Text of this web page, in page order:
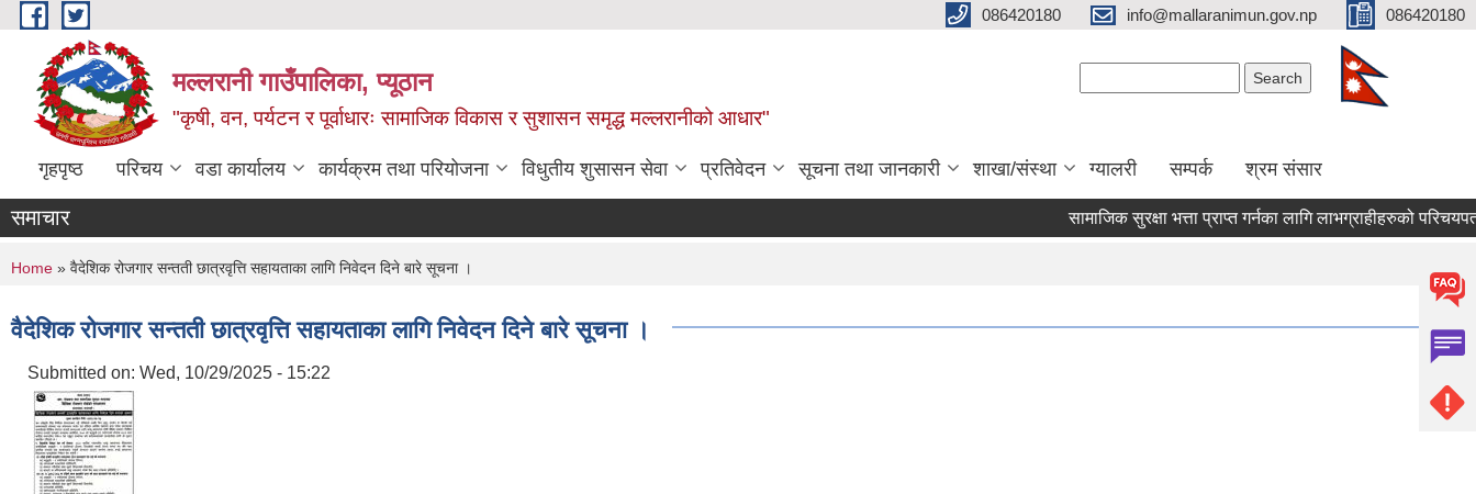
Skip to main content 086420180 info@mallaranimun.gov.np 086420180
मल्लरानी गाउँपालिका, प्यूठान
"कृषी, वन, पर्यटन र पूर्वाधारः सामाजिक विकास र सुशासन समृद्ध मल्लरानीको आधार"
गृहपृष्ठ परिचय वडा कार्यालय कार्यक्रम तथा परियोजना विधुतीय शुसासन सेवा प्रतिवेदन सूचना तथा जानकारी शाखा/संस्था ग्यालरी सम्पर्क श्रम संसार
समाचार सामाजिक सुरक्षा भत्ता प्राप्त गर्नका लागि लाभग्राहीहरुको परिचयपत्र
You are here
Home » वैदेशिक रोजगार सन्तती छात्रवृत्ति सहायताका लागि निवेदन दिने बारे सूचना ।
वैदेशिक रोजगार सन्तती छात्रवृत्ति सहायताका लागि निवेदन दिने बारे सूचना ।
Submitted on: Wed, 10/29/2025 - 15:22